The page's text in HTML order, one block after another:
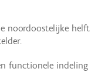
noordoostelijke
functionele